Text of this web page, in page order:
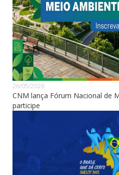
26/05/2026
CNM lança Fórum Nacional de
participe